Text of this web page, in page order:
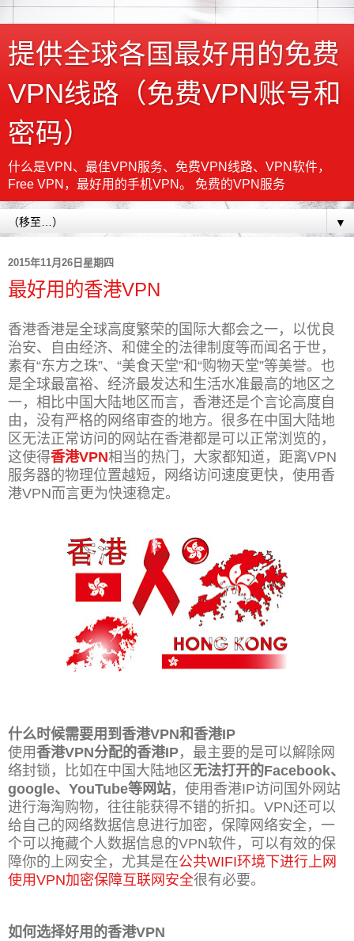
提供全球各国最好用的免费
VPN线路（免费VPN账号和
密码）
什么是VPN、最佳VPN服务、免费VPN线路、VPN软件，
Free VPN，最好用的手机VPN。 免费的VPN服务
▼
2015年11月26日星期四
最好用的香港VPN
香港香港是全球高度繁荣的国际大都会之一，以优良
治安、自由经济、和健全的法律制度等而闻名于世，
素有“东方之珠”、“美食天堂”和“购物天堂”等美誉。也
是全球最富裕、经济最发达和生活水准最高的地区之
一，相比中国大陆地区而言，香港还是个言论高度自
由，没有严格的网络审查的地方。很多在中国大陆地
区无法正常访问的网站在香港都是可以正常浏览的，
这使得香港VPN相当的热门，大家都知道，距离VPN
服务器的物理位置越短，网络访问速度更快，使用香
港VPN而言更为快速稳定。
什么时候需要用到香港VPN和香港IP
使用香港VPN分配的香港IP，最主要的是可以解除网
络封锁，比如在中国大陆地区无法打开的Facebook、
google、YouTube等网站，使用香港IP访问国外网站
进行海淘购物，往往能获得不错的折扣。VPN还可以
给自己的网络数据信息进行加密，保障网络安全，一
个可以掩藏个人数据信息的VPN软件，可以有效的保
障你的上网安全，尤其是在公共WIFI环境下进行上网
使用VPN加密保障互联网安全很有必要。
如何选择好用的香港VPN